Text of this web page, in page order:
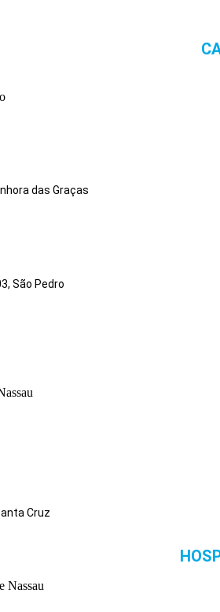
das Graças
São Pedro
Cruz
Nassau